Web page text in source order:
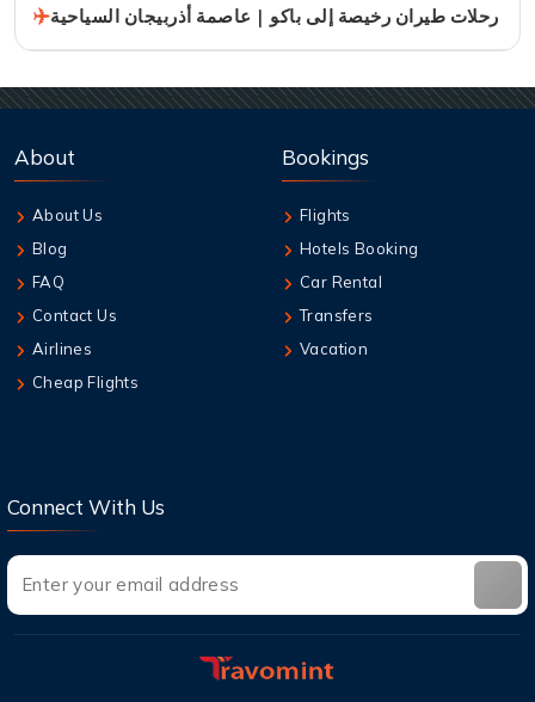
رحلات طيران رخيصة إلى باكو | عاصمة أذربيجان السياحية
About
About Us
Blog
FAQ
Contact Us
Airlines
Cheap Flights
Bookings
Flights
Hotels Booking
Car Rental
Transfers
Vacation
Connect With Us